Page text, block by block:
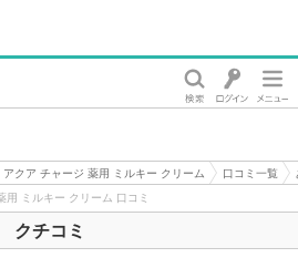
アクア チャージ 薬用 ミルキー クリーム 口コミ一覧
用 ミルキー クリーム 口コミ
クチコミ